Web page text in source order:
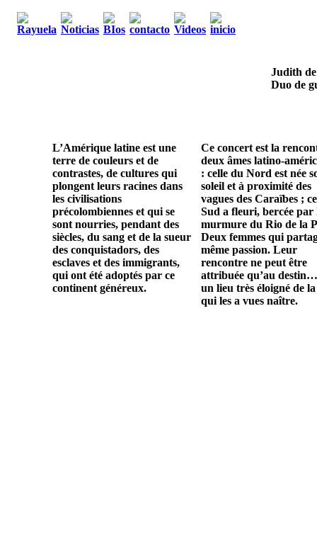
Judith
Duo de
L’Amérique latine est une
terre de couleurs et de
contrastes, de cultures qui
plongent leurs racines dans
les civilisations
précolombiennes et qui se
sont nourries, pendant des
siècles, du sang et de la sueur
des conquistadors, des
esclaves et des immigrants,
qui ont été adoptés par ce
continent généreux.
Ce concert est la
deux âmes latino-
: celle du Nord est née
soleil et à proximité des
vagues des Caraïbes ;
Sud a fleuri, bercée par
murmure du Rio de la
Deux femmes qui
même passion. Leur
rencontre ne peut être
attribuée qu’au
un lieu très éloigné de
qui les a vues naître.